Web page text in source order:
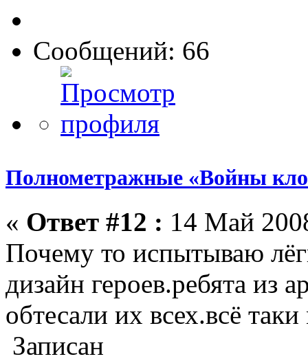
Сообщений: 66
Полнометражные «Войны
« Ответ #12 : 14 Май
Почему то испытываю
дизайн героев.ребята из
обтесали их всех.всё
Записан